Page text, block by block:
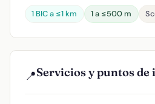
1 BIC a ≤1 km 1 a ≤500 m
📍Servicios y puntos de